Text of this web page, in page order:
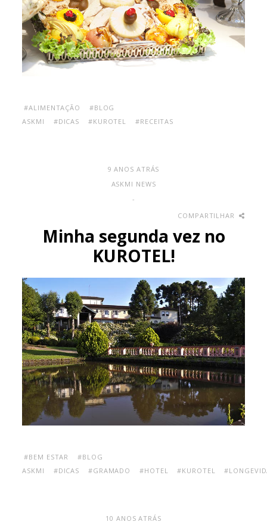
#ALIMENTAÇÃO
#BLOG
ASKMI
#DICAS #KUROTEL #RECEITAS
9 ANOS ATRÁS
ASKMI NEWS
-
COMPARTILHAR
Minha segunda vez no
KUROTEL!
#BEM ESTAR
#BLOG
ASKMI
#DICAS #GRAMADO #HOTEL #KUROTEL
10 ANOS ATRÁS